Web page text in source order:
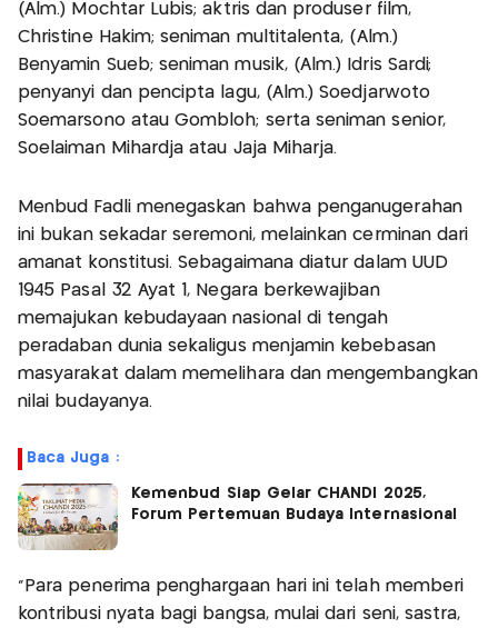
(Alm.) Mochtar Lubis; aktris dan produser film,
Christine Hakim; seniman multitalenta, (Alm.)
Benyamin Sueb; seniman musik, (Alm.) Idris Sardi;
penyanyi dan pencipta lagu, (Alm.) Soedjarwoto
Soemarsono atau Gombloh; serta seniman senior,
Soelaiman Mihardja atau Jaja Miharja.
Menbud Fadli menegaskan bahwa penganugerahan
ini bukan sekadar seremoni, melainkan cerminan dari
amanat konstitusi. Sebagaimana diatur dalam UUD
1945 Pasal 32 Ayat 1, Negara berkewajiban
memajukan kebudayaan nasional di tengah
peradaban dunia sekaligus menjamin kebebasan
masyarakat dalam memelihara dan mengembangkan
nilai budayanya.
Baca Juga :
Kemenbud Siap Gelar CHANDI 2025,
Forum Pertemuan Budaya Internasional
“Para penerima penghargaan hari ini telah memberi
kontribusi nyata bagi bangsa, mulai dari seni, sastra,